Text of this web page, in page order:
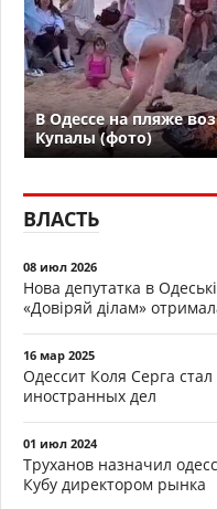
В Одессе на пляже
Купалы (фото)
ВЛАСТЬ
08 июл 2026
Нова депутатка в
«Довіряй ділам»
16 мар 2025
Одессит Коля Серга
иностранных дел
01 июл 2024
Труханов назначил
Кубу директором рынка